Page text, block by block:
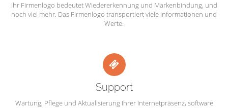
Ihr Firmenlogo bedeutet Wiedererkennung und Markenbindung, und
noch viel mehr. Das Firmenlogo transportiert viele Informationen und
Werte.
Support
Wartung, Pflege und Aktualisierung Ihrer Internetpräsenz, software